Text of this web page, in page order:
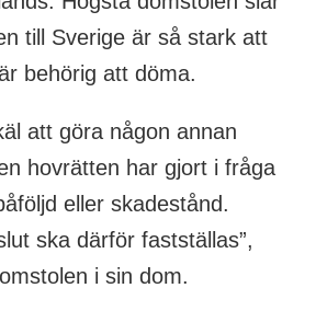
till Sverige är så stark att
behörig att döma.
att göra någon annan
hovrätten har gjort i fråga
eller skadestånd.
ska därför fastställas”,
i sin dom.